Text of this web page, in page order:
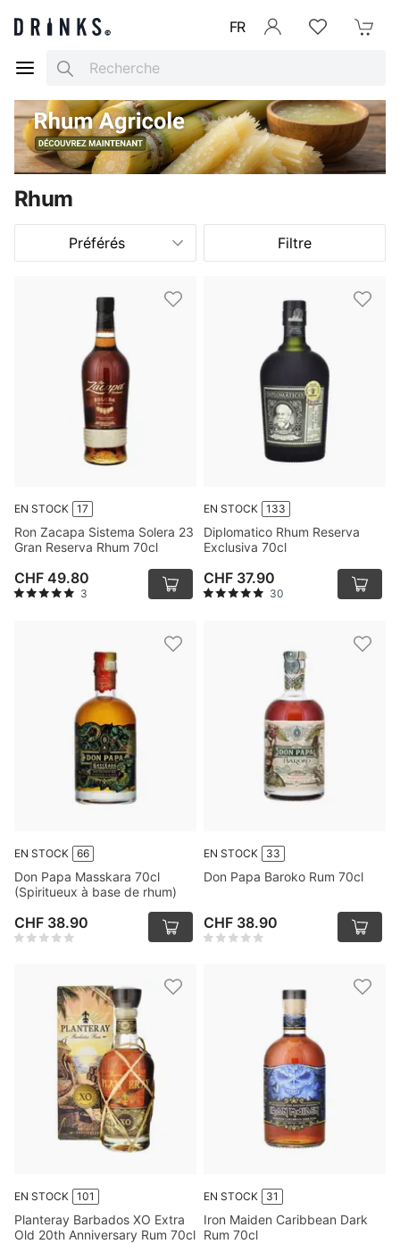
FR
Search
Rhum
Préférés Filtre
EN STOCK 17
Ron Zacapa Sistema Solera 23
Gran Reserva Rhum 70cl
CHF 49.80
3
EN STOCK 133
Diplomatico Rhum Reserva
Exclusiva 70cl
CHF 37.90
30
EN STOCK 66
Don Papa Masskara 70cl
(Spiritueux à base de rhum)
CHF 38.90
EN STOCK 33
Don Papa Baroko Rum 70cl
CHF 38.90
EN STOCK 101
Planteray Barbados XO Extra
Old 20th Anniversary Rum 70cl
EN STOCK 31
Iron Maiden Caribbean Dark
Rum 70cl